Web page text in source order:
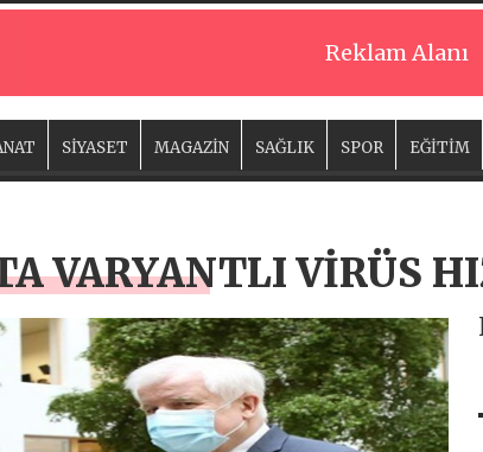
Reklam Alanı
SİYASET MAGAZİN SAĞLIK SPOR EĞİTİM
VARYANTLI VİRÜS